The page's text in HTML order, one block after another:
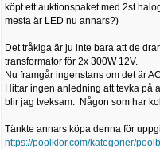
köpt ett auktionspaket med 2st
mesta är LED nu annars?)
Det tråkiga är ju inte bara att de
transformator för 2x 300W 12V.
Nu framgår ingenstans om det är
Hittar ingen anledning att tevka på
blir jag tveksam. Någon som har
Tänkte annars köpa denna för
https://poolklor.com/kategorier/